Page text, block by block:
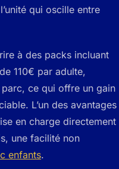
qui oscille entre
à des packs incluant
110€ par adulte,
ce qui offre un gain
L’un des avantages
en charge directement
une facilité non
enfants.